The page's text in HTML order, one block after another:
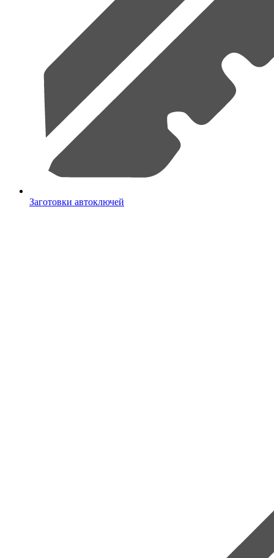
Заготовки автоключей